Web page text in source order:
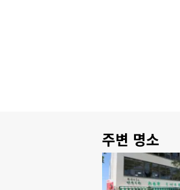
주변 명소